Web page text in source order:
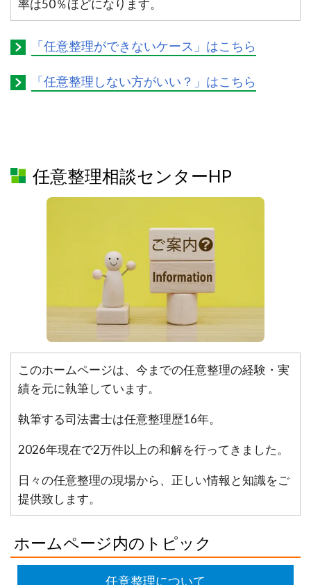
率は50％ほどになります。
「任意整理ができないケース」はこちら
「任意整理しない方がいい？」はこちら
任意整理相談センターHP
このホームページは、今までの任意整理の経験・実
績を元に執筆しています。
執筆する司法書士は任意整理歴16年。
2026年現在で2万件以上の和解を行ってきました。
日々の任意整理の現場から、正しい情報と知識をご
提供致します。
ホームページ内のトピック
任意整理について